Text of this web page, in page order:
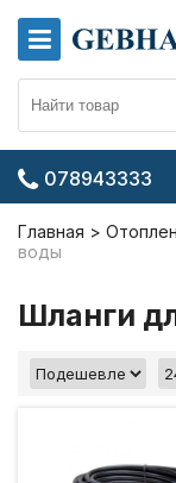
078943333
Главная
воды
Шланги